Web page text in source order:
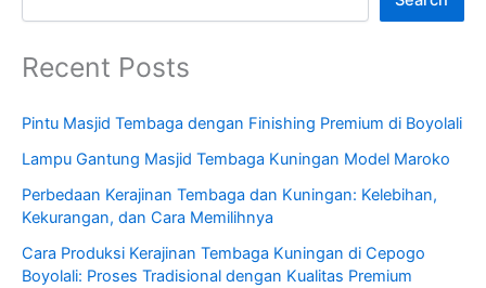
Recent Posts
Pintu Masjid Tembaga dengan Finishing Premium di Boyolali
Lampu Gantung Masjid Tembaga Kuningan Model Maroko
Perbedaan Kerajinan Tembaga dan Kuningan: Kelebihan,
Kekurangan, dan Cara Memilihnya
Cara Produksi Kerajinan Tembaga Kuningan di Cepogo
Boyolali: Proses Tradisional dengan Kualitas Premium